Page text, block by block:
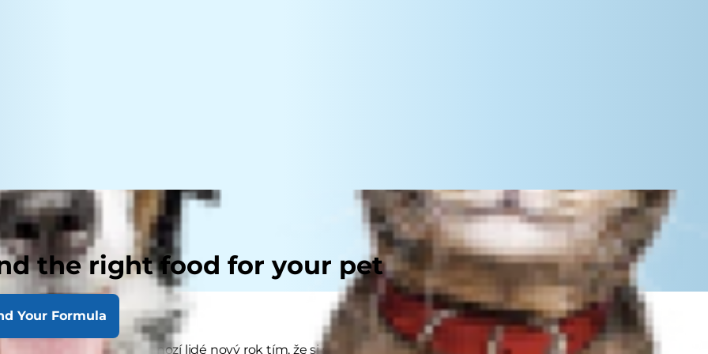
the right food for your pet
Your Formula
roku přivítají mnozí lidé nový rok tím, že si sepíší seznam věcí, se kterými by chtěli